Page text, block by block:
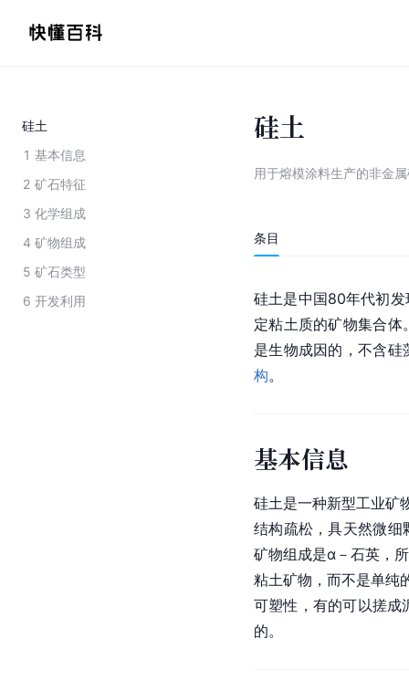
硅土
1 基本信息
2 矿石特征
3 化学组成
4 矿物组成
5 矿石类型
6 开发利用
硅土
用于熔模涂料生产的非金
条目
硅土是中国80年代初
定粘土质的矿物集合体
是生物成因的，不含硅
构。
基本信息
硅土是一种新型工业矿
结构疏松，具天然微细
矿物组成是α－石英，
粘土矿物，而不是单纯
可塑性，有的可以搓
的。